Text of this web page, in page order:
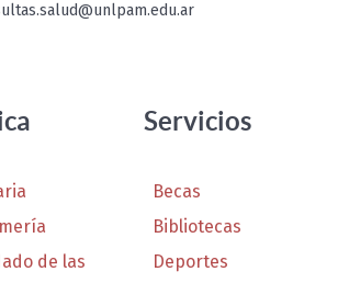
de las
Servicios
Becas
Bibliotecas
Deportes